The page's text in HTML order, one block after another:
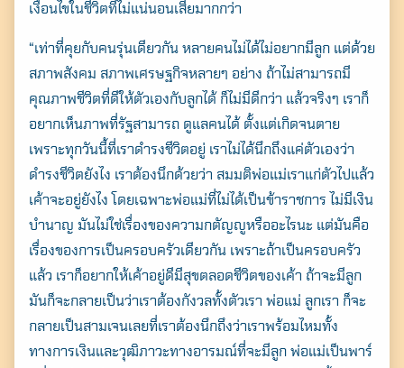
เงื่อนไขในชีวิตที่ไม่แน่นอนเสียมากกว่า
“เท่าที่คุยกับคนรุ่นเดียวกัน หลายคนไม่ได้ไม่อยากมีลูก แต่ด้วย
สภาพสังคม สภาพเศรษฐกิจหลายๆ อย่าง ถ้าไม่สามารถมี
คุณภาพชีวิตที่ดีให้ตัวเองกับลูกได้ ก็ไม่มีดีกว่า แล้วจริงๆ เราก็
อยากเห็นภาพที่รัฐสามารถ ดูแลคนได้ ตั้งแต่เกิดจนตาย
เพราะทุกวันนี้ที่เราดำรงชีวิตอยู่ เราไม่ได้นึกถึงแค่ตัวเองว่า
ดำรงชีวิตยังไง เราต้องนึกด้วยว่า สมมติพ่อแม่เราแก่ตัวไปแล้ว
เค้าจะอยู่ยังไง โดยเฉพาะพ่อแม่ที่ไม่ได้เป็นข้าราชการ ไม่มีเงิน
บำนาญ มันไม่ใช่เรื่องของความกตัญญูหรืออะไรนะ แต่มันคือ
เรื่องของการเป็นครอบครัวเดียวกัน เพราะถ้าเป็นครอบครัว
แล้ว เราก็อยากให้เค้าอยู่ดีมีสุขตลอดชีวิตของเค้า ถ้าจะมีลูก
มันก็จะกลายเป็นว่าเราต้องกังวลทั้งตัวเรา พ่อแม่ ลูกเรา ก็จะ
กลายเป็นสามเจนเลยที่เราต้องนึกถึงว่าเราพร้อมไหมทั้ง
ทางการเงินและวุฒิภาวะทางอารมณ์ที่จะมีลูก พ่อแม่เป็นพาร์